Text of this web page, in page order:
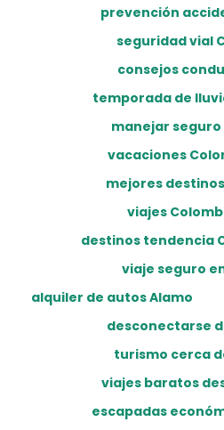
prevención
seguridad vial
consejos
temporada de
manejar seguro
vacaciones
mejores
viajes
destinos tendencia
viaje seguro
alquiler de autos Alamo
desconectarse
turismo cerca
viajes baratos
escapadas